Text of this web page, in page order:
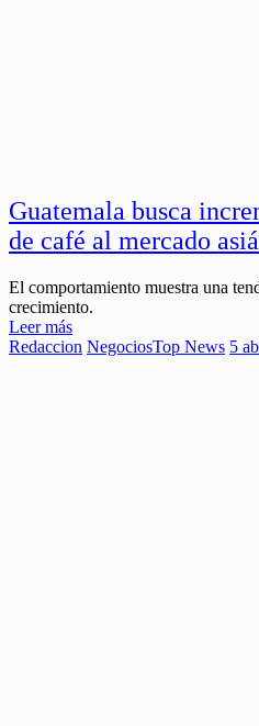
Guatemala busca
de café al mercado
El comportamiento muestra una
crecimiento.
Leer más
Redaccion NegociosTop News 5